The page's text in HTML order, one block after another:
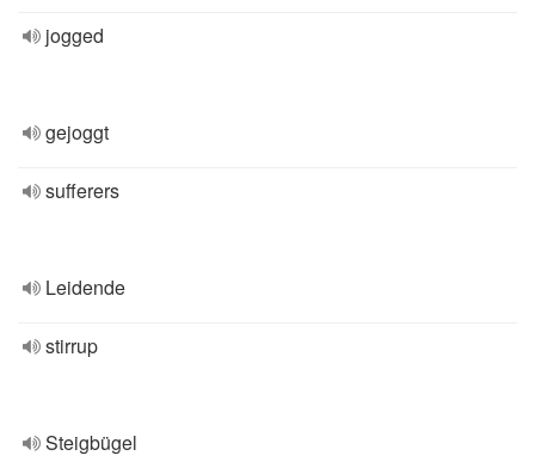
jogged
gejoggt
sufferers
Leidende
stirrup
Steigbügel